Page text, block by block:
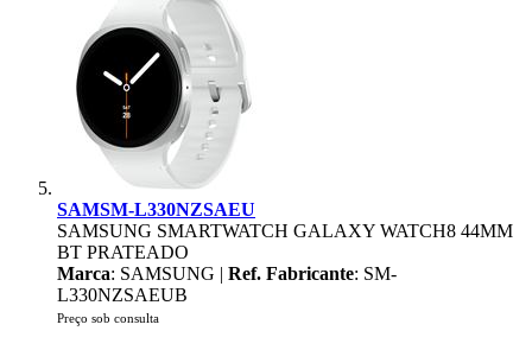
SAMSM-L330NZSAEU
SAMSUNG SMARTWATCH GALAXY WATCH8 44MM
BT PRATEADO
Marca: SAMSUNG | Ref. Fabricante: SM-
L330NZSAEUB
Preço sob consulta